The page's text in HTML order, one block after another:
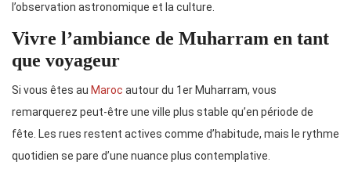
l’observation astronomique et la culture.
Vivre l’ambiance de Muharram en tant
que voyageur
Si vous êtes au Maroc autour du 1er Muharram, vous
remarquerez peut-être une ville plus stable qu’en période de
fête. Les rues restent actives comme d’habitude, mais le rythme
quotidien se pare d’une nuance plus contemplative.